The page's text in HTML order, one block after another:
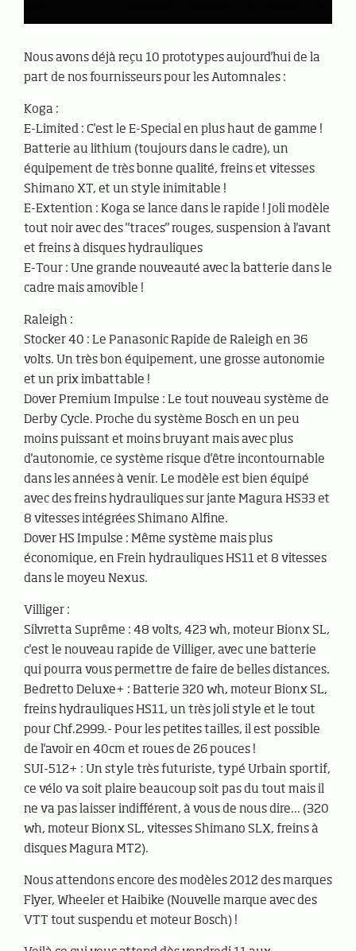
Nous avons déjà reçu 10 prototypes aujourd'hui de la
part de nos fournisseurs pour les Automnales :
Koga :
E-Limited : C'est le E-Special en plus haut de gamme !
Batterie au lithium (toujours dans le cadre), un
équipement de très bonne qualité, freins et vitesses
Shimano XT, et un style inimitable !
E-Extention : Koga se lance dans le rapide ! Joli modèle
tout noir avec des "traces" rouges, suspension à l'avant
et freins à disques hydrauliques
E-Tour : Une grande nouveauté avec la batterie dans le
cadre mais amovible !
Raleigh :
Stocker 40 : Le Panasonic Rapide de Raleigh en 36
volts. Un très bon équipement, une grosse autonomie
et un prix imbattable !
Dover Premium Impulse : Le tout nouveau système de
Derby Cycle. Proche du système Bosch en un peu
moins puissant et moins bruyant mais avec plus
d'autonomie, ce système risque d'être incontournable
dans les années à venir. Le modèle est bien équipé
avec des freins hydrauliques sur jante Magura HS33 et
8 vitesses intégrées Shimano Alfine.
Dover HS Impulse : Même système mais plus
économique, en Frein hydrauliques HS11 et 8 vitesses
dans le moyeu Nexus.
Villiger :
Silvretta Suprême : 48 volts, 423 wh, moteur Bionx SL,
c'est le nouveau rapide de Villiger, avec une batterie
qui pourra vous permettre de faire de belles distances.
Bedretto Deluxe+ : Batterie 320 wh, moteur Bionx SL,
freins hydrauliques HS11, un très joli style et le tout
pour Chf.2999.- Pour les petites tailles, il est possible
de l'avoir en 40cm et roues de 26 pouces !
SUI-512+ : Un style très futuriste, typé Urbain sportif,
ce vélo va soit plaire beaucoup soit pas du tout mais il
ne va pas laisser indifférent, à vous de nous dire... (320
wh, moteur Bionx SL, vitesses Shimano SLX, freins à
disques Magura MT2).
Nous attendons encore des modèles 2012 des marques
Flyer, Wheeler et Haibike (Nouvelle marque avec des
VTT tout suspendu et moteur Bosch) !